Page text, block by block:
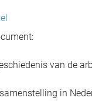
van de
in